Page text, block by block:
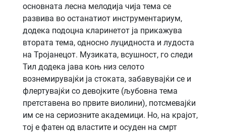
основната лесна мелодија чија тема се
развива во останатиот инструментариум,
додека подоцна кларинетот ја прикажува
втората тема, односно луцидноста и лудоста
на Тројанецот. Музиката, всушност, го следи
Тил додека јава коњ низ селото
вознемирувајќи ја стоката, забавувајќи се и
флертувајќи со девојките (љубовна тема
претставена во првите виолини), потсмевајќи
им се на сериозните академици. Но, на крајот,
тој е фатен од властите и осуден на смрт